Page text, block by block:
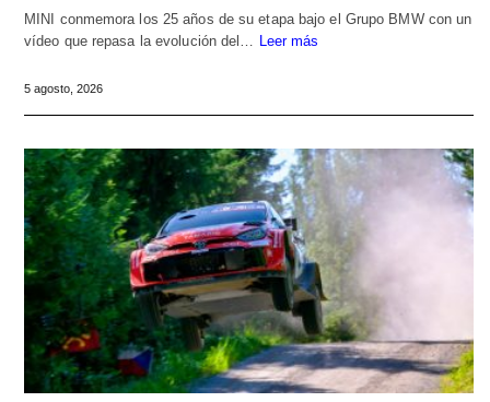
MINI conmemora los 25 años de su etapa bajo el Grupo BMW con un
vídeo que repasa la evolución del… Leer más
5 agosto, 2026